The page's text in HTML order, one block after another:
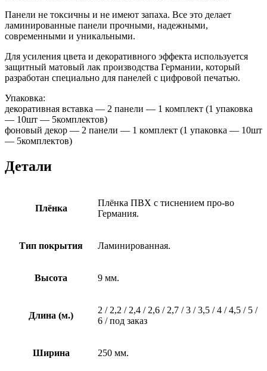
Панели не токсичны и не имеют запаха. Все это делает
ламинированные панели прочными, надежными,
современными и уникальными.
Для усиления цвета и декоративного эффекта используется
защитный матовый лак производства Германии, который
разработан специально для панелей с цифровой печатью.
Упаковка:
декоративная вставка — 2 панели — 1 комплект (1 упаковка
— 10шт — 5комплектов)
фоновый декор — 2 панели — 1 комплект (1 упаковка — 10шт
— 5комплектов)
Детали
Плёнка
Плёнка ПВХ с тиснением про-во
Германия.
Тип покрытия Ламинированная.
Высота 9 мм.
Длина (м.)
2 / 2,2 / 2,4 / 2,6 / 2,7 / 3 / 3,5 / 4 / 4,5 / 5 /
6 / под заказ
Ширина 250 мм.